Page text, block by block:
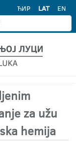
ЋИР LAT EN
za užu
hemija